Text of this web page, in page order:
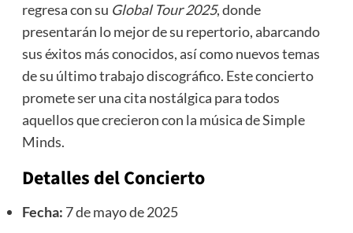
regresa con su Global Tour 2025, donde
presentarán lo mejor de su repertorio, abarcando
sus éxitos más conocidos, así como nuevos temas
de su último trabajo discográfico. Este concierto
promete ser una cita nostálgica para todos
aquellos que crecieron con la música de Simple
Minds.
Detalles del Concierto
Fecha: 7 de mayo de 2025